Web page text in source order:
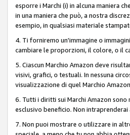
esporre i Marchi (i) in alcuna maniera
in una maniera che può, a nostra
esempio, in qualsiasi materiale
4. Ti forniremo un'immagine o
cambiare le proporzioni, il colore, o il
5. Ciascun Marchio Amazon deve
visivi, grafici, o testuali. In nessuna
visualizzazione di quel Marchio
6. Tutti i diritti sui Marchi Amazon
esclusivo beneficio. Non
7. Non puoi mostrare o utilizzare in